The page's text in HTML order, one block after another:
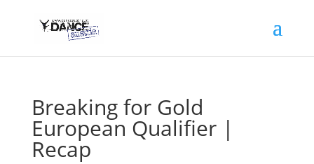
Breaking for Gold
European Qualifier |
Recap